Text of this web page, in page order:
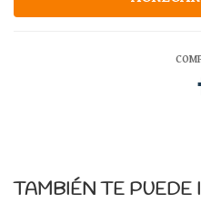
TAMBIÉN TE PUEDE